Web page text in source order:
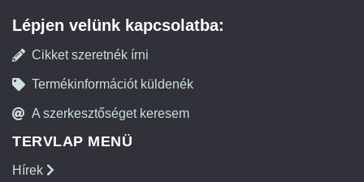
Lépjen velünk kapcsolatba:
Cikket szeretnék írni
Termékinformációt küldenék
A szerkesztőséget keresem
TERVLAP MENÜ
Hírek